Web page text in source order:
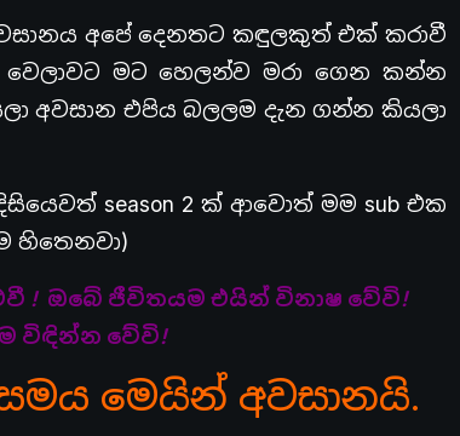
අපේ දෙනතට කඳුලකුත් එක් කරාවී
මට හෙලන්ව මරා ගෙන කන්න
අවසාන එපිය බලලම දැන ගන්න කියලා
season 2 ක් ආවොත් මම sub එක
හිතෙනවා)
! ඔබේ ජීවිතයම එයින් විනාෂ වේවි!
විඳින්න වේවි!
සමය මෙයින් අවසානයි.